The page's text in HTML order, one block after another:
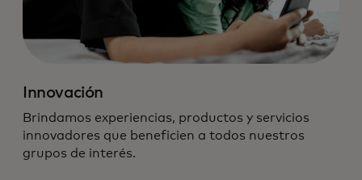
Innovación
Brindamos experiencias, productos y servicios
innovadores que beneficien a todos nuestros
grupos de interés.